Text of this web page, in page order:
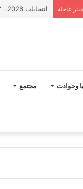
عاجلة انتخابات 2026.. “الائتلاف المدني من أجل الجبل” يرفع عشرة مطالب أمام الأحزاب لإنصاف المناطق الجبلية
وحوادث مجتمع